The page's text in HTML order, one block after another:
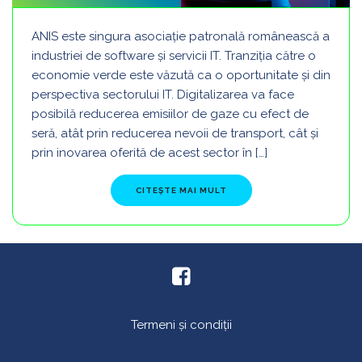
ANIS este singura asociație patronală românească a
industriei de software și servicii IT. Tranziția către o
economie verde este văzută ca o oportunitate și din
perspectiva sectorului IT. Digitalizarea va face
posibilă reducerea emisiilor de gaze cu efect de
seră, atât prin reducerea nevoii de transport, cât și
prin inovarea oferită de acest sector în […]
CITEȘTE MAI MULT FROM ANIS
Termeni și condiții